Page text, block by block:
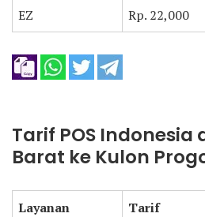
EZ
Rp. 22,000
Tarif POS
Barat ke Kulon
Layanan Tarif